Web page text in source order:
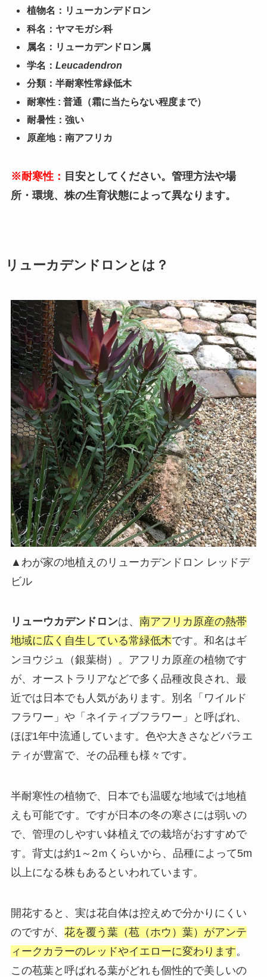
植物名：リューカンデドロン
科名：ヤマモガシ科
属名：リューカデンドロン属
学名： Leucadendron
分類：半耐寒性常緑低木
耐寒性 : 普通（霜に当たらない程度まで）
耐暑性：強い
原産地：南アフリカ
※耐寒性： 目安としてください。管理方法や場
所・環境、株の生育状態によって異なります。
リューカデンドロンとは？
▲わが家の地植えのリューカデンドロン レッドデ
ビル
リューウカデンドロンは、 南アフリカ原産の熱帯
地域に広く自生している常緑低木です。和名はギ
ンヨウジュ（銀葉樹）。アフリカ原産の植物です
が、オーストラリアなどで多く品種改良され、最
近では日本でも人気があります。別名「ワイルド
フラワー」や「ネイティブフラワー」と呼ばれ、
ほぼ1年中流通しています。色や大きさなどバラエ
ティが豊富で、その品種も様々です。
半耐寒性の植物で、日本でも温暖な地域では地植
えも可能です。ですが日本の冬の寒さには弱いの
で、管理のしやすい鉢植えでの栽培がおすすめで
す。背丈は約1～2ｍくらいから、品種によって5m
以上になる株もあるといわれています。
開花すると、実は花自体は控えめで分かりにくい
のですが、 花を覆う葉（苞（ホウ）葉）がアンテ
ィークカラーのレッドやイエローに変わります。
この苞葉と呼ばれる葉がどれも個性的で美しいの